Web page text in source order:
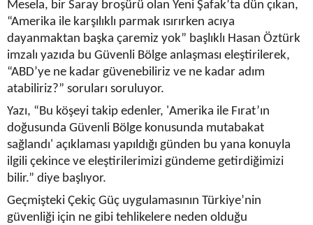
Mesela, bir Saray broşürü olan Yeni Şafak’ta dün çıkan,
“Amerika ile karşılıklı parmak ısırırken acıya
dayanmaktan başka çaremiz yok” başlıklı Hasan Öztürk
imzalı yazıda bu Güvenli Bölge anlaşması eleştirilerek,
“ABD’ye ne kadar güvenebiliriz ve ne kadar adım
atabiliriz?” soruları soruluyor.
Yazı, “Bu köşeyi takip edenler, 'Amerika ile Fırat’ın
doğusunda Güvenli Bölge konusunda mutabakat
sağlandı' açıklaması yapıldığı günden bu yana konuyla
ilgili çekince ve eleştirilerimizi gündeme getirdiğimizi
bilir.” diye başlıyor.
Geçmişteki Çekiç Güç uygulamasının Türkiye’nin
güvenliği için ne gibi tehlikelere neden olduğu